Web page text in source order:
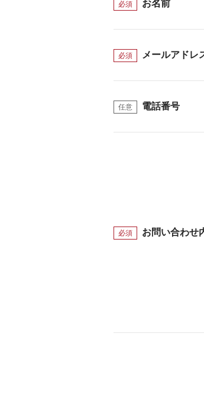
必須 お名前
必須 メールアドレ
任意 電話番号
必須 お問い合わせ